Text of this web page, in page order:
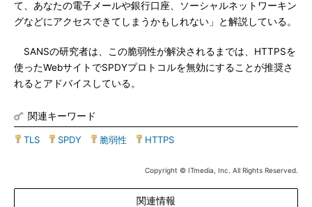
て、あなたの電子メールや銀行口座、ソーシャルネットワーキン
グなどにアクセスできてしまうかもしれない」と解説している。
SANSの研究者は、この脆弱性が解決されるまでは、HTTPSを
使ったWebサイトでSPDYプロトコルを無効にすることが推奨さ
れるとアドバイスしている。
関連キーワード
TLS SPDY 脆弱性 HTTPS
Copyright © ITmedia, Inc. All Rights Reserved.
関連情報